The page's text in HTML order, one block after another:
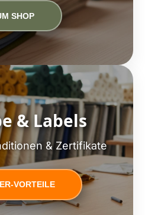
SHOP
& Labels
& Zertifikate
VORTEILE